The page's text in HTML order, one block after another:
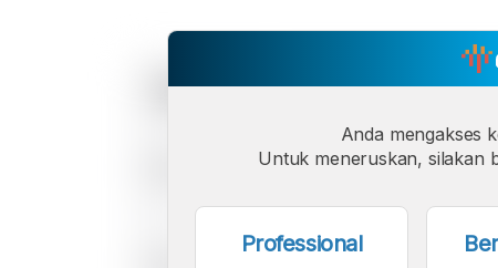
Anda mengakses
Untuk meneruskan, silakan
Professional